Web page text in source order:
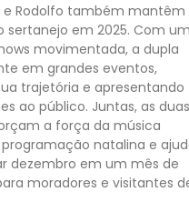
e Rodolfo também mantêm
sertanejo em 2025. Com
movimentada, a dupla
em grandes eventos,
trajetória e apresentando
ao público. Juntas, as duas
a força da música
natalina e
dezembro em um mês de
moradores e visitantes